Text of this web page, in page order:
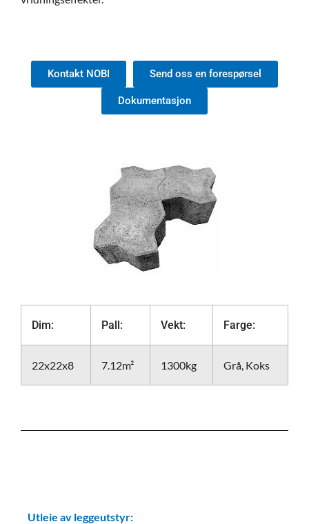
Kontakt NOBI Send oss en forespørsel
Dokumentasjon
Dim: Pall: Vekt: Farge:
22x22x8 7.12m² 1300kg Grå, Koks
Utleie av leggeutstyr: